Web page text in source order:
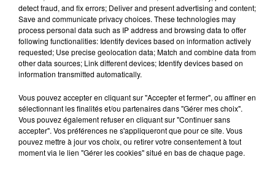
A lire aussi
6 août 2026
À Hoerdt, de l’eau brune sort des
robinets
detect fraud, and fix errors; Deliver and present advertising and content;
Save and communicate privacy choices. These technologies may
process personal data such as IP address and browsing data to offer
following functionalities: Identify devices based on information actively
requested; Use precise geolocation data; Match and combine data from
other data sources; Link different devices; Identify devices based on
information transmitted automatically.
Vous pouvez accepter en cliquant sur "Accepter et fermer", ou affiner en
sélectionnant les finalités et/ou partenaires dans "Gérer mes choix".
Vous pouvez également refuser en cliquant sur "Continuer sans
accepter". Vos préférences ne s'appliqueront que pour ce site. Vous
pouvez mettre à jour vos choix, ou retirer votre consentement à tout
moment via le lien "Gérer les cookies" situé en bas de chaque page.